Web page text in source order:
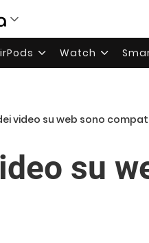
Watch
video su web sono
su